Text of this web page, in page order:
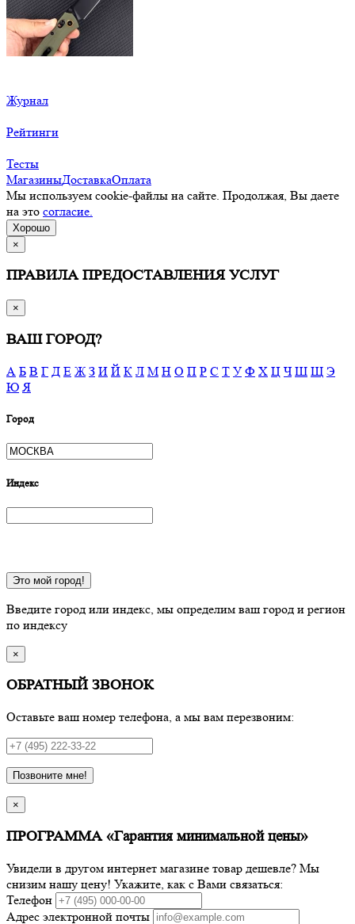
Журнал
Рейтинги
Тесты
МагазиныДоставкаОплата
Мы используем cookie-файлы на сайте. Продолжая, Вы даете
на это согласие.
Хорошо
×
ПРАВИЛА ПРЕДОСТАВЛЕНИЯ УСЛУГ
×
ВАШ ГОРОД?
А Б В Г Д Е Ж З И Й К Л М Н О П Р С Т У Ф Х Ц Ч Ш Щ Э
Ю Я
Город
Индекс
Это мой город!
Введите город или индекс, мы определим ваш город и регион
по индексу
×
ОБРАТНЫЙ ЗВОНОК
Оставьте ваш номер телефона, а мы вам перезвоним:
Позвоните мне!
×
ПРОГРАММА «Гарантия минимальной цены»
Увидели в другом интернет магазине товар дешевле? Мы
снизим нашу цену! Укажите, как с Вами связаться:
Телефон
Адрес электронной почты